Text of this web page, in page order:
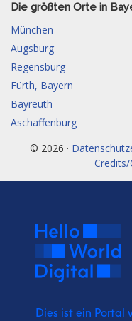
Die größten Orte in
München
Augsburg
Regensburg
Fürth, Bayern
Bayreuth
Aschaffenburg
© 2026 ·
Credits/
Dies ist ein Portal